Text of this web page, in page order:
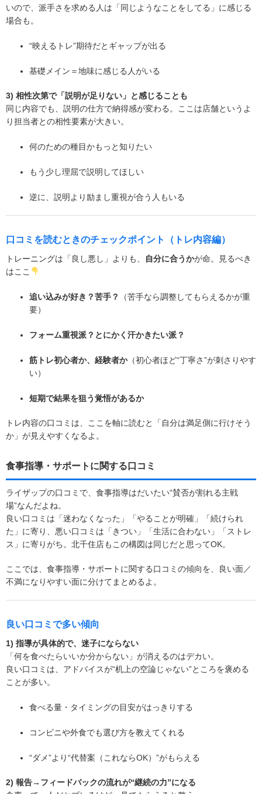
いので、派手さを求める人は「同じようなことをしてる」に感じる
場合も。
“映えるトレ”期待だとギャップが出る
基礎メイン＝地味に感じる人がいる
3) 相性次第で「説明が足りない」と感じることも
同じ内容でも、説明の仕方で納得感が変わる。ここは店舗というよ
り担当者との相性要素が大きい。
何のための種目かもっと知りたい
もう少し理屈で説明してほしい
逆に、説明より励まし重視が合う人もいる
口コミを読むときのチェックポイント（トレ内容編）
トレーニングは「良し悪し」よりも、 自分に合うかが命。見るべき
はここ
追い込みが好き？苦手？
（苦手なら調整してもらえるかが重
要）
フォーム重視派？とにかく汗かきたい派？
筋トレ初心者か、経験者か（初心者ほど“丁寧さ”が刺さりやす
い）
短期で結果を狙う覚悟があるか
トレ内容の口コミは、ここを軸に読むと「自分は満足側に行けそう
か」が見えやすくなるよ。
食事指導・サポートに関する口コミ
ライザップの口コミで、食事指導はだいたい“賛否が割れる主戦
場”なんだよね。
良い口コミは「迷わなくなった」「やることが明確」「続けられ
た」に寄り、悪い口コミは「きつい」「生活に合わない」「ストレ
ス」に寄りがち。北千住店もこの構図は同じだと思ってOK。
ここでは、食事指導・サポートに関する口コミの傾向を、良い面／
不満になりやすい面に分けてまとめるよ。
良い口コミで多い傾向
1) 指導が具体的で、迷子にならない
「何を食べたらいいか分からない」が消えるのはデカい。
良い口コミは、アドバイスが“机上の空論じゃない”ところを褒める
ことが多い。
食べる量・タイミングの目安がはっきりする
コンビニや外食でも選び方を教えてくれる
“ダメ”より“代替案（これならOK）”がもらえる
2) 報告→フィードバックの流れが“継続の力”になる